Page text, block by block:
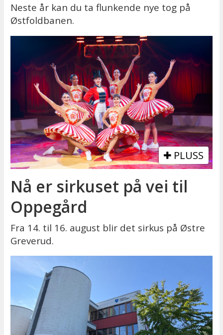
Neste år kan du ta flunkende nye tog på
Østfoldbanen.
PLUSS
Nå er sirkuset på vei til
Oppegård
Fra 14. til 16. august blir det sirkus på Østre
Greverud.